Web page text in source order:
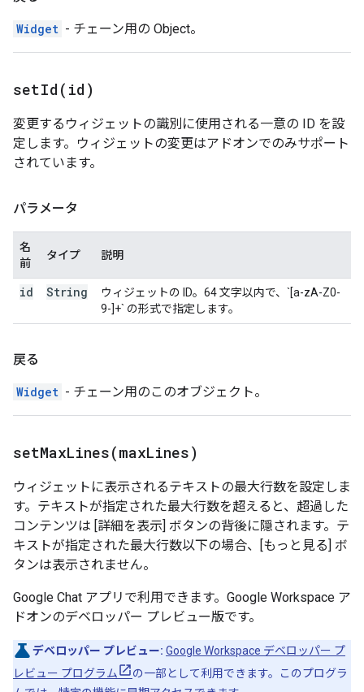
Widget - チェーン用の Object。
setId( id)
変更するウィジェットの識別に使用される一意の ID を設
定します。ウィジェットの変更はアドオンでのみサポート
されています。
パラメータ
名
前
タイプ 説明
id String
ウィジェットの ID。64 文字以内で、`[a-zA-Z0-
9-]+` の形式で指定します。
戻る
Widget - チェーン用のこのオブジェクト。
setMaxLines(maxLines)
ウィジェットに表示されるテキストの最大行数を設定しま
す。テキストが指定された最大行数を超えると、超過した
コンテンツは [詳細を表示] ボタンの背後に隠されます。テ
キストが指定された最大行数以下の場合、[もっと見る] ボ
タンは表示されません。
Google Chat アプリで利用できます。Google Workspace ア
ドオンのデベロッパー プレビュー版です。
デベロッパー プレビュー: Google Workspace デベロッパー プ
レビュー プログラム
の一部として利用できます。このプログラ